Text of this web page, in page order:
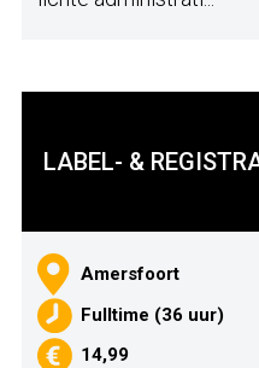
LABEL- &
Amersfoort
Fulltime (36 uur)
14,99